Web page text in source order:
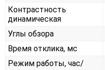
Контрастность
динамическая
Углы обзора
Время отклика, мс
Режим работы, час/